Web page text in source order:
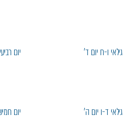
גילאי ו-ח יום ד' יום רביעי
גילאי ד-ו יום ה' יום